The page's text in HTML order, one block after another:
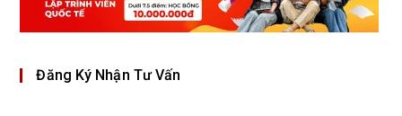
Đăng Ký Nhận Tư Vấn